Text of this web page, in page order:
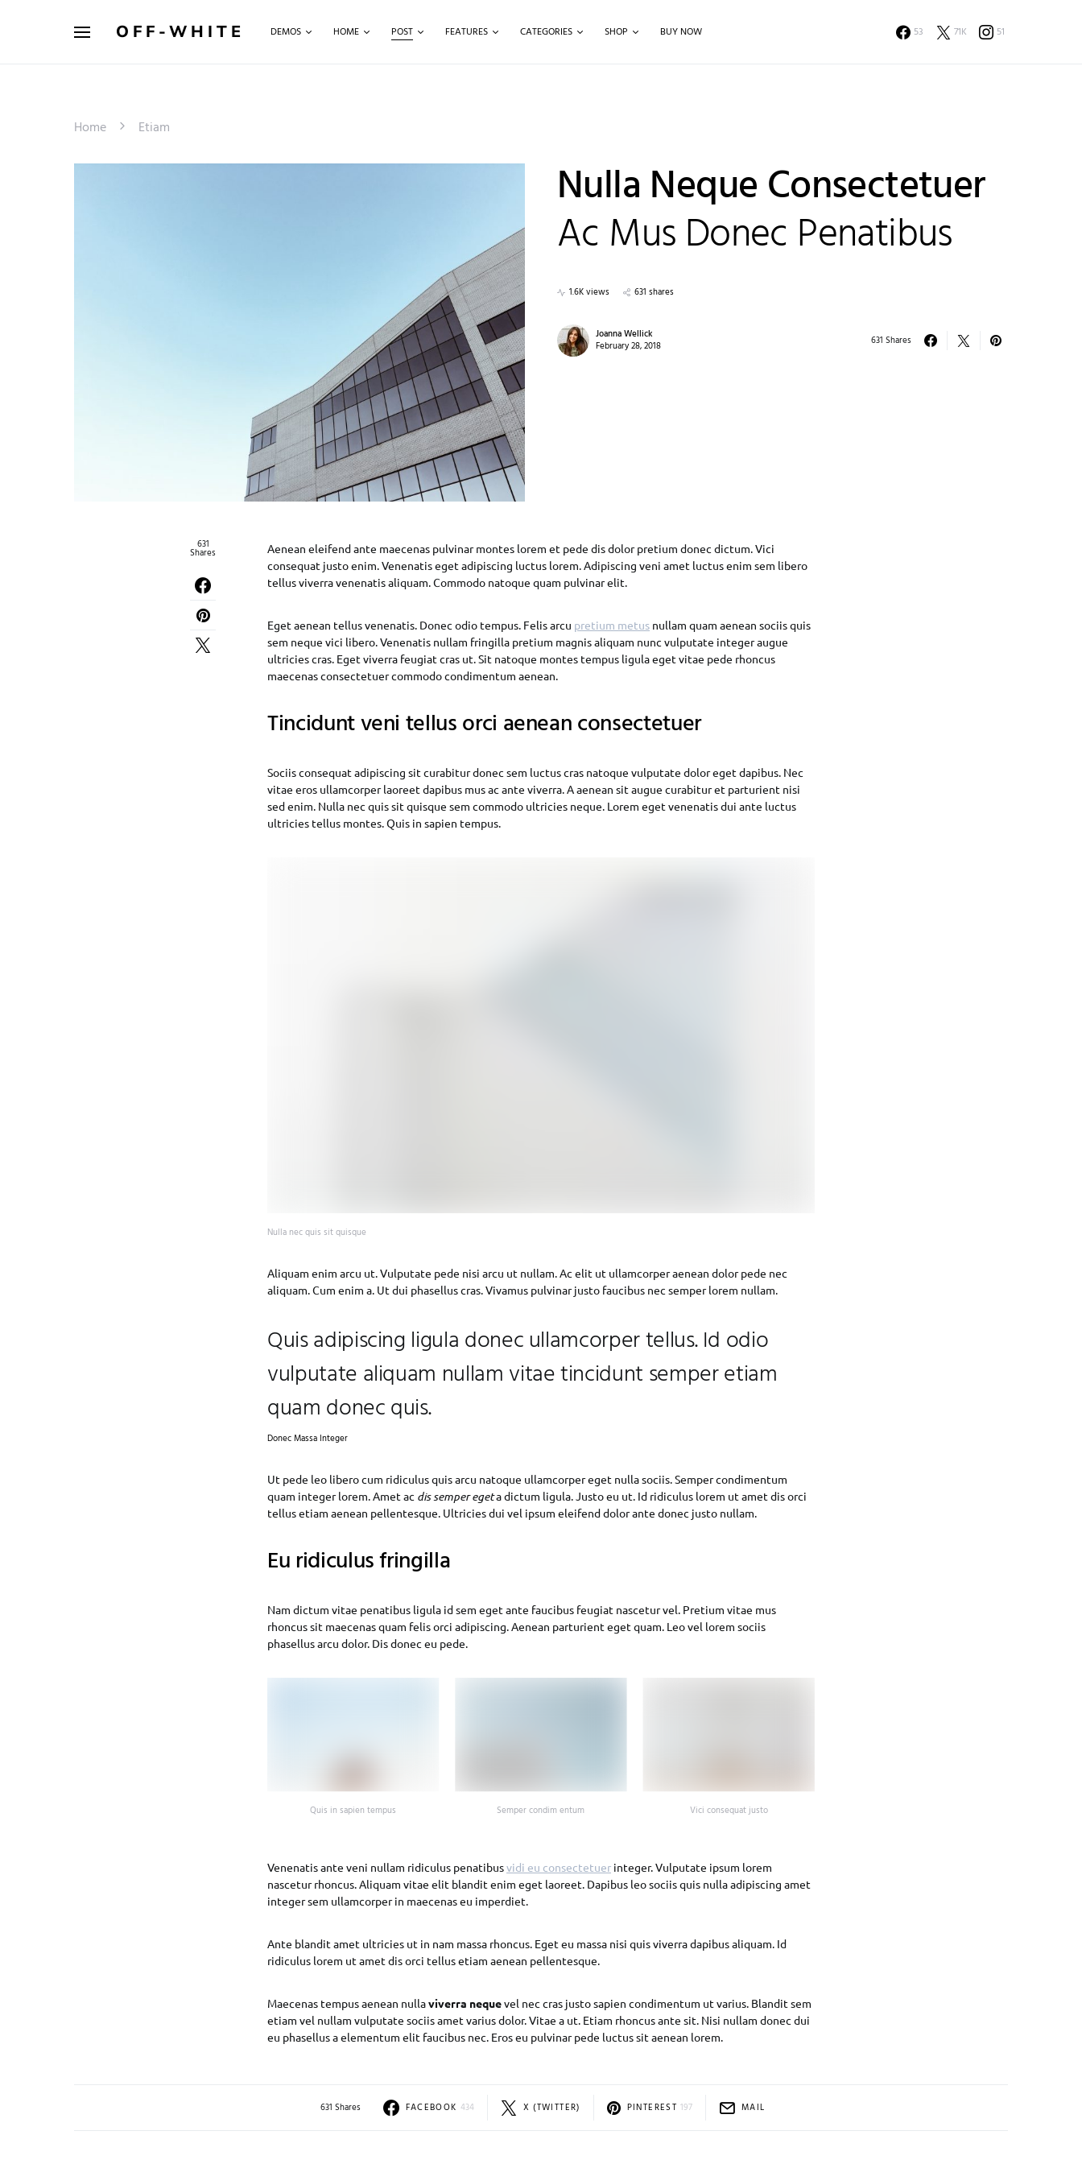
OFF-WHITE DEMOS HOME POST FEATURES CATEGORIES SHOP BUY NOW 53 71K 51
Home Etiam
Nulla Neque Consectetuer
Ac Mus Donec Penatibus
1.6K views 631 shares
Joanna Wellick
February 28, 2018
631 Shares
631
Shares
Aenean eleifend ante maecenas pulvinar montes lorem et pede dis dolor pretium donec dictum. Vici
consequat justo enim. Venenatis eget adipiscing luctus lorem. Adipiscing veni amet luctus enim sem libero
tellus viverra venenatis aliquam. Commodo natoque quam pulvinar elit.
Eget aenean tellus venenatis. Donec odio tempus. Felis arcu pretium metus nullam quam aenean sociis quis
sem neque vici libero. Venenatis nullam fringilla pretium magnis aliquam nunc vulputate integer augue
ultricies cras. Eget viverra feugiat cras ut. Sit natoque montes tempus ligula eget vitae pede rhoncus
maecenas consectetuer commodo condimentum aenean.
Tincidunt veni tellus orci aenean consectetuer
Sociis consequat adipiscing sit curabitur donec sem luctus cras natoque vulputate dolor eget dapibus. Nec
vitae eros ullamcorper laoreet dapibus mus ac ante viverra. A aenean sit augue curabitur et parturient nisi
sed enim. Nulla nec quis sit quisque sem commodo ultricies neque. Lorem eget venenatis dui ante luctus
ultricies tellus montes. Quis in sapien tempus.
Nulla nec quis sit quisque
Aliquam enim arcu ut. Vulputate pede nisi arcu ut nullam. Ac elit ut ullamcorper aenean dolor pede nec
aliquam. Cum enim a. Ut dui phasellus cras. Vivamus pulvinar justo faucibus nec semper lorem nullam.
Quis adipiscing ligula donec ullamcorper tellus. Id odio
vulputate aliquam nullam vitae tincidunt semper etiam
quam donec quis.
Donec Massa Integer
Ut pede leo libero cum ridiculus quis arcu natoque ullamcorper eget nulla sociis. Semper condimentum
quam integer lorem. Amet ac dis semper egeta dictum ligula. Justo eu ut. Id ridiculus lorem ut amet dis orci
tellus etiam aenean pellentesque. Ultricies dui vel ipsum eleifend dolor ante donec justo nullam.
Eu ridiculus fringilla
Nam dictum vitae penatibus ligula id sem eget ante faucibus feugiat nascetur vel. Pretium vitae mus
rhoncus sit maecenas quam felis orci adipiscing. Aenean parturient eget quam. Leo vel lorem sociis
phasellus arcu dolor. Dis donec eu pede.
Quis in sapien tempus Semper condim entum Vici consequat justo
Venenatis ante veni nullam ridiculus penatibusvidi eu consectetuer integer. Vulputate ipsum lorem
nascetur rhoncus. Aliquam vitae elit blandit enim eget laoreet. Dapibus leo sociis quis nulla adipiscing amet
integer sem ullamcorper in maecenas eu imperdiet.
Ante blandit amet ultricies ut in nam massa rhoncus. Eget eu massa nisi quis viverra dapibus aliquam. Id
ridiculus lorem ut amet dis orci tellus etiam aenean pellentesque.
Maecenas tempus aenean nullaviverra nequevel nec cras justo sapien condimentum ut varius. Blandit sem
etiam vel nullam vulputate sociis amet varius dolor. Vitae a ut. Etiam rhoncus ante sit. Nisi nullam donec dui
eu phasellus a elementum elit faucibus nec. Eros eu pulvinar pede luctus sit aenean lorem.
631 Shares FACEBOOK 434 X (TWITTER) PINTEREST 197 MAIL